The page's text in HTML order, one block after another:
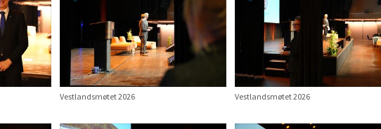
Vestlandsmøtet 2026 Vestlandsmøtet 2026